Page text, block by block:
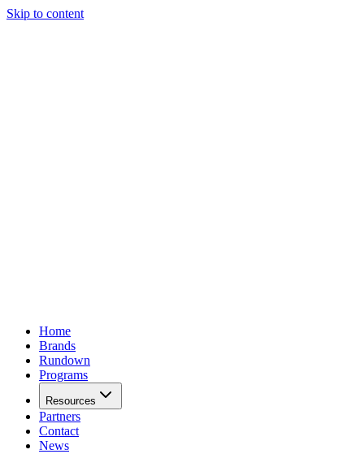
Skip to content
Home
Brands
Rundown
Programs
Resources
Partners
Contact
News